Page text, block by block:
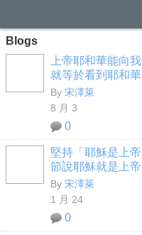
Blogs
上帝耶和華能向
就等於看到耶和華
By 宋澤萊
8 月 3
0
堅持「耶穌是上
節說耶穌就是上
By 宋澤萊
1 月 24
0